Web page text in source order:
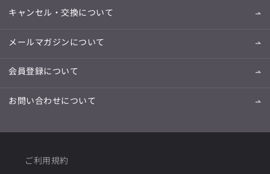
キャンセル・交換について
メールマガジンについて
会員登録について
お問い合わせについて
ご利用規約